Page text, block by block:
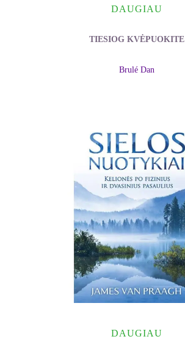
DAUGIAU
TIESIOG KVĖPUOKITE
Brulé Dan
DAUGIAU